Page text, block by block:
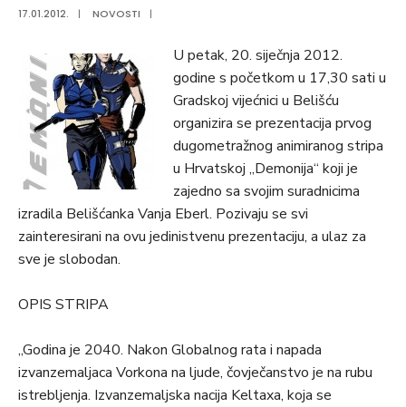
17.01.2012. | NOVOSTI |
U petak, 20. siječnja 2012.
godine s početkom u 17,30 sati u
Gradskoj vijećnici u Belišću
organizira se prezentacija prvog
dugometražnog animiranog stripa
u Hrvatskoj „Demonija“ koji je
zajedno sa svojim suradnicima
izradila Belišćanka Vanja Eberl. Pozivaju se svi
zainteresirani na ovu jedinistvenu prezentaciju, a ulaz za
sve je slobodan.
OPIS STRIPA
„Godina je 2040. Nakon Globalnog rata i napada
izvanzemaljaca Vorkona na ljude, čovječanstvo je na rubu
istrebljenja. Izvanzemaljska nacija Keltaxa, koja se